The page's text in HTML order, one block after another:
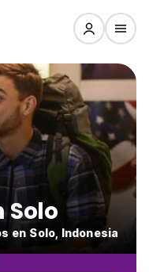
Solo
en Solo, Indonesia